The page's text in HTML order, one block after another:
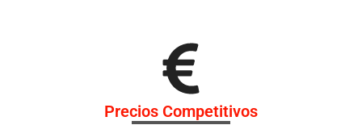
Precios Competitivos